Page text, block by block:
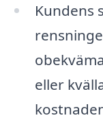
Kundens
eller